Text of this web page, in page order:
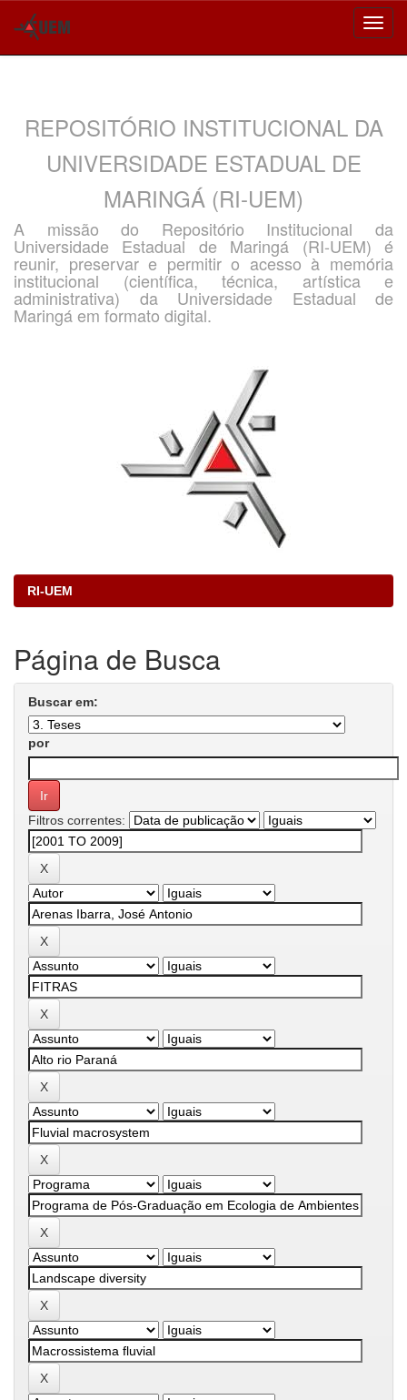
REPOSITÓRIO INSTITUCIONAL DA
UNIVERSIDADE ESTADUAL DE
MARINGÁ (RI-UEM)
A missão do Repositório Institucional da
Universidade Estadual de Maringá (RI-UEM) é
reunir, preservar e permitir o acesso à memória
institucional (científica, técnica, artística e
administrativa) da Universidade Estadual de
Maringá em formato digital.
RI-UEM
Página de Busca
Buscar em:
por
Filtros correntes: